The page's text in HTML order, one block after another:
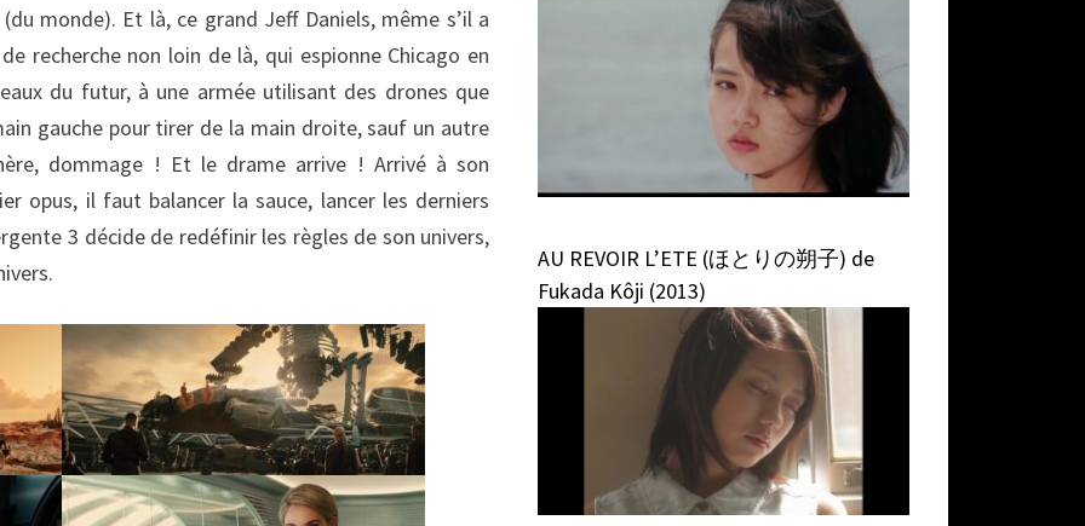
monde). Et là, ce grand Jeff Daniels, même s’il a
recherche non loin de là, qui espionne Chicago en
du futur, à une armée utilisant des drones que
gauche pour tirer de la main droite, sauf un autre
dommage ! Et le drame arrive ! Arrivé à son
opus, il faut balancer la sauce, lancer les derniers
3 décide de redéfinir les règles de son univers,
AU REVOIR L’ETE (ほとりの朔子) de
Fukada Kôji (2013)